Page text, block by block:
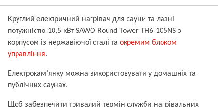
Круглий електричний нагрівач для сауни та лазні
потужністю 10,5 кВт SAWO Round Tower TH6-105NS з
корпусом із нержавіючої сталі та окремим блоком
управління.
Електрокам’янку можна використовувати у домашніх та
публічних саунах.
Щоб забезпечити тривалий термін служби нагрівальних